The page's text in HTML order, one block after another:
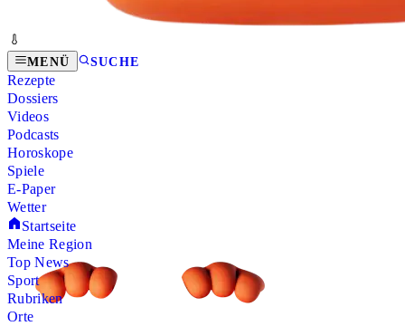
MENÜ SUCHE
Rezepte
Dossiers
Videos
Podcasts
Horoskope
Spiele
E-Paper
Wetter
Startseite
Meine Region
Top News
Sport
Rubriken
Orte